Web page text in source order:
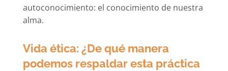
autoconocimiento: el conocimiento de nuestra
alma.
Vida ética: ¿De qué manera
podemos respaldar esta práctica